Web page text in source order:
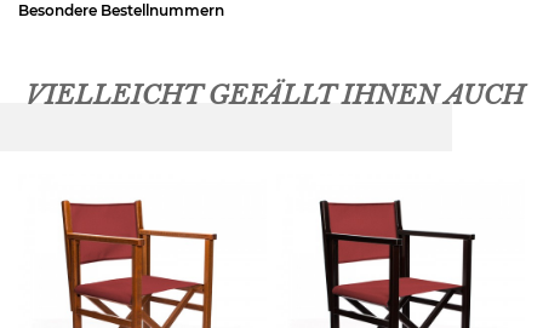
Besondere Bestellnummern
VIELLEICHT GEFÄLLT IHNEN AUCH